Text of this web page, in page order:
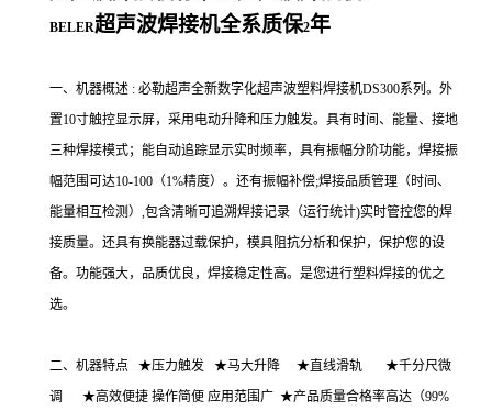
BELER超声波焊接机全系质保2年
一、机器概述 : 必勒超声全新数字化超声波塑料焊接机DS300系列。外
置10寸触控显示屏，采用电动升降和压力触发。具有时间、能量、接地
三种焊接模式；能自动追踪显示实时频率，具有振幅分阶功能，焊接振
幅范围可达10-100（1%精度）。还有振幅补偿;焊接品质管理（时间、
能量相互检测）,包含清晰可追溯焊接记录（运行统计)实时管控您的焊
接质量。还具有换能器过载保护，模具阻抗分析和保护，保护您的设
备。功能强大，品质优良，焊接稳定性高。是您进行塑料焊接的优之
选。
二、机器特点 ★压力触发 ★马大升降 ★直线滑轨 ★千分尺微
调 ★高效便捷 操作简便 应用范围广 ★产品质量合格率高达（99%